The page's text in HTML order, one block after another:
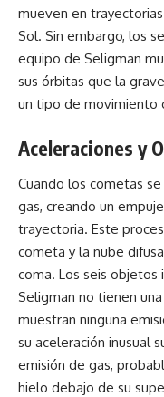
mueven en
Sol. Sin embargo, los
equipo de Seligman
sus órbitas que la
un tipo de movimiento
Aceleraciones y
Cuando los cometas
gas, creando un
trayectoria. Este
cometa y la nube
coma. Los seis
Seligman no tienen
muestran ninguna
su aceleración inusual
emisión de gas,
hielo debajo de su